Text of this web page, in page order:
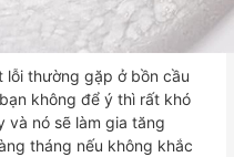
lỗi thường gặp ở bồn cầu
không để ý thì rất khó
và nó sẽ làm gia tăng
tháng nếu không khắc